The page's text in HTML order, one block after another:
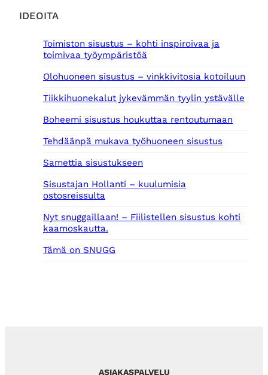
IDEOITA
Toimiston sisustus – kohti inspiroivaa ja
toimivaa työympäristöä
Olohuoneen sisustus – vinkkivitosia kotoiluun
Tiikkihuonekalut jykevämmän tyylin ystävälle
Boheemi sisustus houkuttaa rentoutumaan
Tehdäänpä mukava työhuoneen sisustus
Samettia sisustukseen
Sisustajan Hollanti – kuulumisia
ostosreissulta
Nyt snuggaillaan! – Fiilistellen sisustus kohti
kaamoskautta.
Tämä on SNUGG
ASIAKASPALVELU